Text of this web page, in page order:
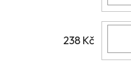
238 Kč